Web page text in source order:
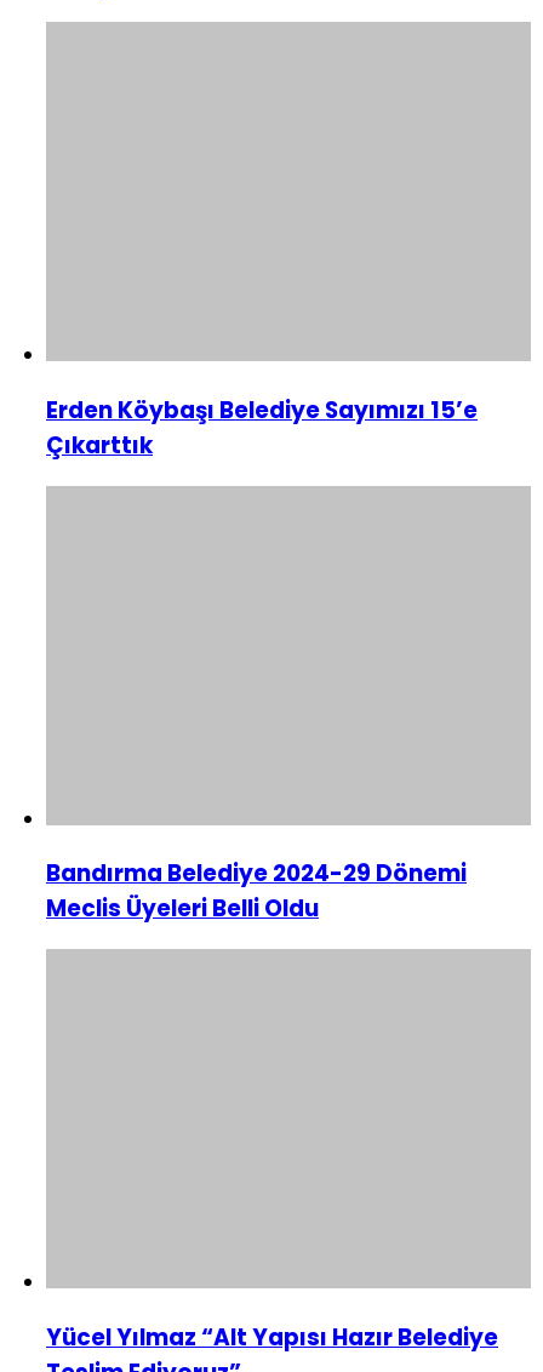
Erden Köybaşı Belediye Sayımızı 15’e
Çıkarttık
Bandırma Belediye 2024-29 Dönemi
Meclis Üyeleri Belli Oldu
Yücel Yılmaz “Alt Yapısı Hazır Belediye